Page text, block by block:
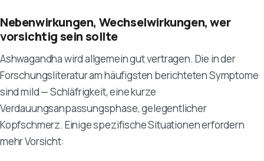
Nebenwirkungen, Wechselwirkungen, wer
vorsichtig sein sollte
Ashwagandha wird allgemein gut vertragen. Die in der
Forschungsliteratur am häufigsten berichteten Symptome
sind mild — Schläfrigkeit, eine kurze
Verdauungsanpassungsphase, gelegentlicher
Kopfschmerz. Einige spezifische Situationen erfordern
mehr Vorsicht: